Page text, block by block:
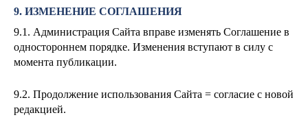
9. ИЗМЕНЕНИЕ СОГЛАШЕНИЯ
9.1. Администрация Сайта вправе изменять Соглашение в
одностороннем порядке. Изменения вступают в силу с
момента публикации.
9.2. Продолжение использования Сайта = согласие с новой
редакцией.